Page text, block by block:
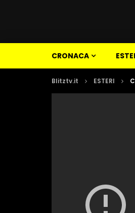
CRONACA
Blitztv.it ESTERI